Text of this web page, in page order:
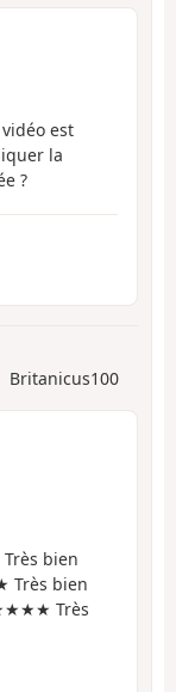
vidéo est
la
?
Britanicus100
bien
bien
Très